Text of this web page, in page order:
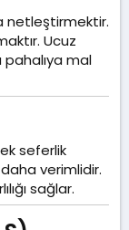
netleştirmektir.
Ucuz
mal
seferlik
verimlidir.
sağlar.